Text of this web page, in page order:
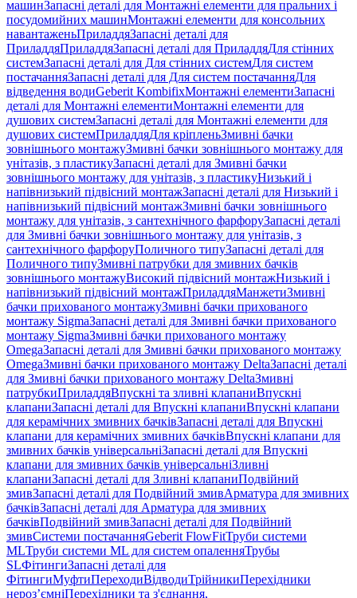
машинЗапасні деталі для Монтажні елементи для пральних і
посудомийних машинМонтажні елементи для консольних
навантаженьПриладдяЗапасні деталі для
ПриладдяПриладдяЗапасні деталі для ПриладдяДля стінних
системЗапасні деталі для Для стінних системДля систем
постачанняЗапасні деталі для Для систем постачанняДля
відведення водиGeberit KombifixМонтажні елементиЗапасні
деталі для Монтажні елементиМонтажні елементи для
душових системЗапасні деталі для Монтажні елементи для
душових системПриладдяДля кріпленьЗмивні бачки
зовнішнього монтажуЗмивні бачки зовнішнього монтажу для
унітазів, з пластикуЗапасні деталі для Змивні бачки
зовнішнього монтажу для унітазів, з пластикуНизький і
напівнизький підвісний монтажЗапасні деталі для Низький і
напівнизький підвісний монтажЗмивні бачки зовнішнього
монтажу для унітазів, з сантехнічного фарфоруЗапасні деталі
для Змивні бачки зовнішнього монтажу для унітазів, з
сантехнічного фарфоруПоличного типуЗапасні деталі для
Поличного типуЗмивні патрубки для змивних бачків
зовнішнього монтажуВисокий підвісний монтажНизький і
напівнизький підвісний монтажПриладдяМанжетиЗмивні
бачки прихованого монтажуЗмивні бачки прихованого
монтажу SigmaЗапасні деталі для Змивні бачки прихованого
монтажу SigmaЗмивні бачки прихованого монтажу
OmegaЗапасні деталі для Змивні бачки прихованого монтажу
OmegaЗмивні бачки прихованого монтажу DeltaЗапасні деталі
для Змивні бачки прихованого монтажу DeltaЗмивні
патрубкиПриладдяВпускні та зливні клапаниВпускні
клапаниЗапасні деталі для Впускні клапаниВпускні клапани
для керамічних змивних бачківЗапасні деталі для Впускні
клапани для керамічних змивних бачківВпускні клапани для
змивних бачків універсальніЗапасні деталі для Впускні
клапани для змивних бачків універсальніЗливні
клапаниЗапасні деталі для Зливні клапаниПодвійний
змивЗапасні деталі для Подвійний змивАрматура для змивних
бачкiвЗапасні деталі для Арматура для змивних
бачкiвПодвійний змивЗапасні деталі для Подвійний
змивСистеми постачанняGeberit FlowFitТруби системи
MLТруби системи ML для систем опаленняТрубы
SLФітингиЗапасні деталі для
ФітингиМуфтиПереходиВідводиТрійникиПерехідники
нероз’ємніПерехідники та з'єднання,